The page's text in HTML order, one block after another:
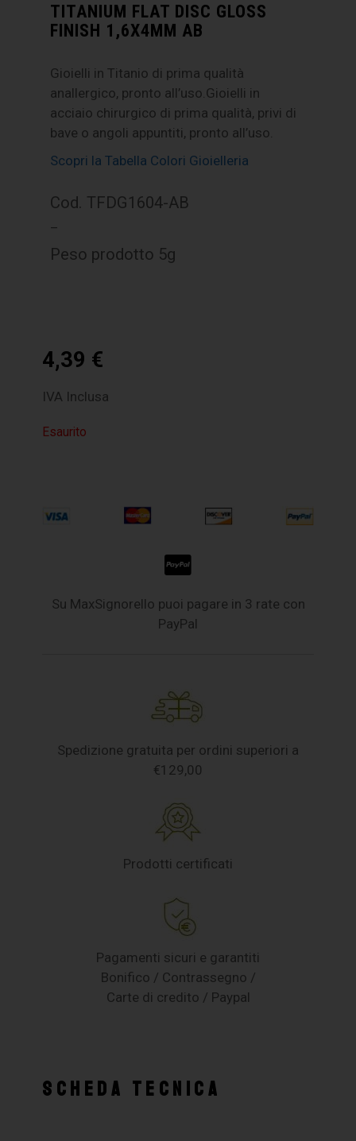
TITANIUM FLAT DISC GLOSS
FINISH 1,6X4MM AB
Gioielli in Titanio di prima qualità
anallergico, pronto all’uso.Gioielli in
acciaio chirurgico di prima qualità, privi di
bave o angoli appuntiti, pronto all’uso.
Scopri la Tabella Colori Gioielleria
Cod. TFDG1604-AB
–
Peso prodotto 5g
4,39 €
IVA Inclusa
Esaurito
Su MaxSignorello puoi pagare in 3 rate con
PayPal
Spedizione gratuita per ordini superiori a
€129,00
Prodotti certificati
Pagamenti sicuri e garantiti
Bonifico / Contrassegno /
Carte di credito / Paypal
SCHEDA TECNICA